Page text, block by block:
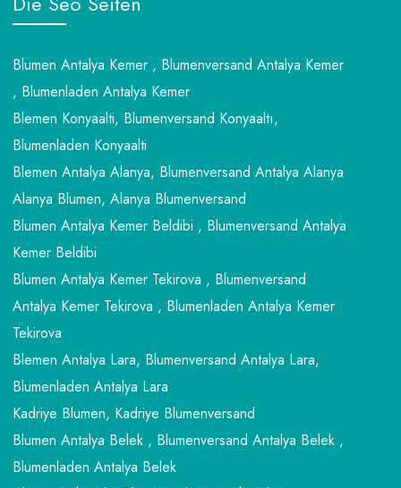
Blumen Antalya Kemer , Blumenversand Antalya Kemer
, Blumenladen Antalya Kemer
Blemen Konyaalti, Blumenversand Konyaaltı,
Blumenladen Konyaalti
Blemen Antalya Alanya, Blumenversand Antalya Alanya
Alanya Blumen, Alanya Blumenversand
Blumen Antalya Kemer Beldibi , Blumenversand Antalya
Kemer Beldibi
Blumen Antalya Kemer Tekirova , Blumenversand
Antalya Kemer Tekirova , Blumenladen Antalya Kemer
Tekirova
Blemen Antalya Lara, Blumenversand Antalya Lara,
Blumenladen Antalya Lara
Kadriye Blumen, Kadriye Blumenversand
Blumen Antalya Belek , Blumenversand Antalya Belek ,
Blumenladen Antalya Belek